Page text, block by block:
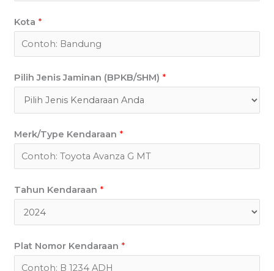
Kota *
Pilih Jenis Jaminan (BPKB/SHM) *
Merk/Type Kendaraan *
Tahun Kendaraan *
Plat Nomor Kendaraan *